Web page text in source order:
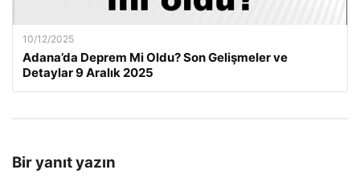
10/12/2025
Adana’da Deprem Mi Oldu? Son Gelişmeler ve
Detaylar 9 Aralık 2025
Bir yanıt yazın